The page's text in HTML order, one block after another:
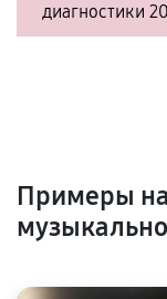
диагностики
Примеры